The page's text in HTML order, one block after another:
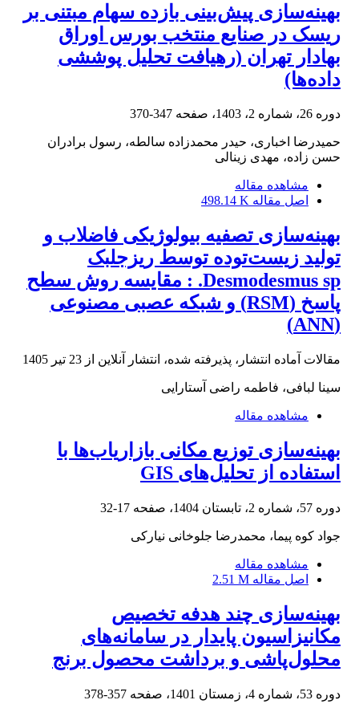
بهینه‌سازی پیش‌بینی بازده سهام مبتنی بر
ریسک در صنایع منتخب بورس اوراق
بهادار تهران (رهیافت تحلیل پوششی
داده‌ها)
دوره 26، شماره 2، 1403، صفحه 347-370
حمیدرضا اخباری، حیدر محمدزاده سالطه، رسول برادران
حسن زاده، مهدی زینالی
مشاهده مقاله
اصل مقاله 498.14 K
بهینه‌سازی تصفیه بیولوژیکی فاضلاب و
تولید زیست‌توده توسط ریزجلبک
Desmodesmus sp. : مقایسه روش سطح
پاسخ (RSM) و شبکه عصبی مصنوعی
(ANN)
مقالات آماده انتشار، پذیرفته شده، انتشار آنلاین از 23 تیر 1405
سینا لبافی، فاطمه راضی آستارایی
مشاهده مقاله
بهینه‌سازی توزیع مکانی بازاریاب‌ها با
استفاده از تحلیل‌های GIS
دوره 57، شماره 2، تابستان 1404، صفحه 17-32
جواد کوه پیما، محمدرضا جلوخانی نیارکی
مشاهده مقاله
اصل مقاله 2.51 M
بهینه‌سازی چند هدفه تخصیص
مکانیزاسیون پایدار در سامانه‌های
محلول‌پاشی و برداشت محصول برنج
دوره 53، شماره 4، زمستان 1401، صفحه 357-378